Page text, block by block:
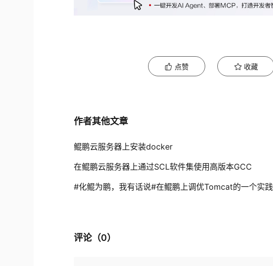
点赞 收藏
作者其他文章
鲲鹏云服务器上安装docker
在鲲鹏云服务器上通过SCL软件集使用高版本GCC
#化鲲为鹏，我有话说#在鲲鹏上调优Tomcat的一个实践
评论（0）